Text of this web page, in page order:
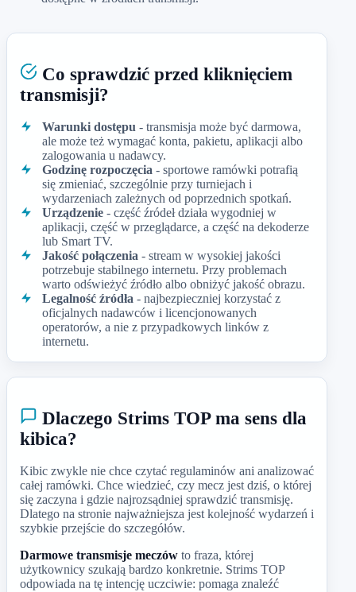
Co sprawdzić przed kliknięciem
transmisji?
Warunki dostępu - transmisja może być darmowa,
ale może też wymagać konta, pakietu, aplikacji albo
zalogowania u nadawcy.
Godzinę rozpoczęcia - sportowe ramówki potrafią
się zmieniać, szczególnie przy turniejach i
wydarzeniach zależnych od poprzednich spotkań.
Urządzenie - część źródeł działa wygodniej w
aplikacji, część w przeglądarce, a część na dekoderze
lub Smart TV.
Jakość połączenia - stream w wysokiej jakości
potrzebuje stabilnego internetu. Przy problemach
warto odświeżyć źródło albo obniżyć jakość obrazu.
Legalność źródła - najbezpieczniej korzystać z
oficjalnych nadawców i licencjonowanych
operatorów, a nie z przypadkowych linków z
internetu.
Dlaczego Strims TOP ma sens dla
kibica?
Kibic zwykle nie chce czytać regulaminów ani analizować
całej ramówki. Chce wiedzieć, czy mecz jest dziś, o której
się zaczyna i gdzie najrozsądniej sprawdzić transmisję.
Dlatego na stronie najważniejsza jest kolejność wydarzeń i
szybkie przejście do szczegółów.
Darmowe transmisje meczów to fraza, której
użytkownicy szukają bardzo konkretnie. Strims TOP
odpowiada na tę intencję uczciwie: pomaga znaleźć